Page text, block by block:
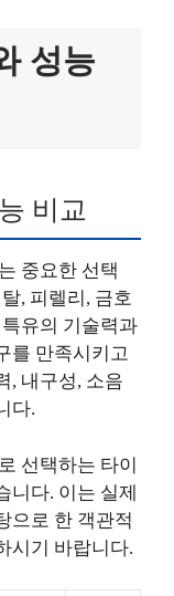
성능
비교
중요한 선택
, 피렐리, 금호
유의 기술력과
를 만족시키고
, 내구성, 소음
다.
선택하는 타이
니다. 이는 실제
으로 한 객관적
시기 바랍니다.